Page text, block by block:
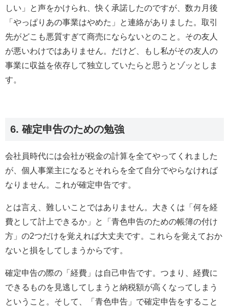
しい」と声をかけられ、快く承諾したのですが、数カ月後
「やっぱりあの事業はやめた」と連絡がありました。取引
先がどこも悪質すぎて商売にならないとのこと。その友人
が悪いわけではありません。だけど、もし私がその友人の
事業に収益を依存して独立していたらと思うとゾッとしま
す。
6. 確定申告のための勉強
会社員時代には会社が税金の計算を全てやってくれました
が、個人事業主になるとそれらを全て自分でやらなければ
なりません。これが確定申告です。
とは言え、難しいことではありません。大きくは「何を経
費として計上できるか」と「青色申告のための帳簿の付け
方」の2つだけを覚えれば大丈夫です。これらを覚えておか
ないと損をしてしまうからです。
確定申告の際の「経費」は自己申告です。つまり、経費に
できるものを見逃してしまうと納税額が高くなってしまう
ということ。そして、「青色申告」で確定申告をすること